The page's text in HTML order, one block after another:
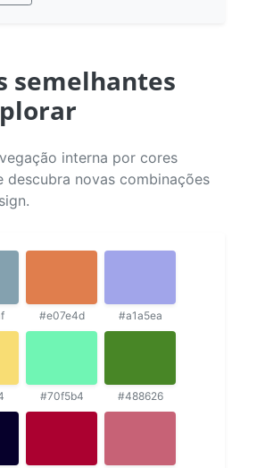
semelhantes
interna por cores
descubra novas combinações
#e07e4d #a1a5ea
#70f5b4 #488626